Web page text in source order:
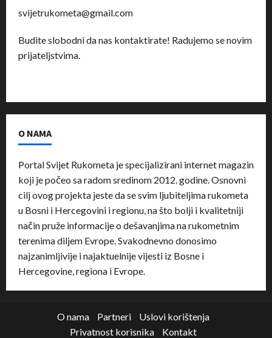
svijetrukometa@gmail.com
Budite slobodni da nas kontaktirate! Radujemo se novim
prijateljstvima.
O NAMA
Portal Svijet Rukometa je specijalizirani internet magazin
koji je počeo sa radom sredinom 2012. godine. Osnovni
cilj ovog projekta jeste da se svim ljubiteljima rukometa
u Bosni i Hercegovini i regionu, na što bolji i kvalitetniji
način pruže informacije o dešavanjima na rukometnim
terenima diljem Evrope. Svakodnevno donosimo
najzanimljivije i najaktuelnije vijesti iz Bosne i
Hercegovine, regiona i Evrope.
O nama Partneri
Uslovi korištenja
Privatnost korisnika
Kontakt